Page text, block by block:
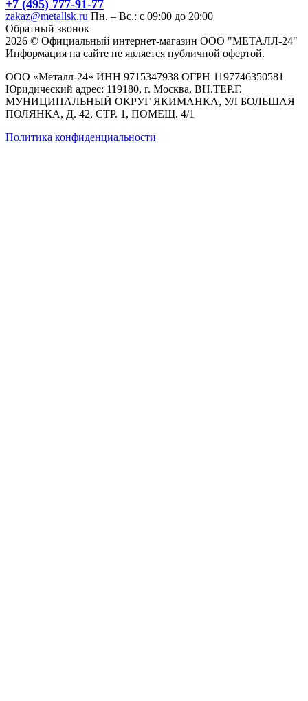
+7 (495) 777-91-77
zakaz@metallsk.ru Пн. – Вс.: с 09:00 до 20:00
Обратный звонок
2026 © Официальный интернет-магазин ООО "МЕТАЛЛ-24"
Информация на сайте не является публичной офертой.
ООО «Металл-24» ИНН 9715347938 ОГРН 1197746350581
Юридический адрес: 119180, г. Москва, ВН.ТЕР.Г.
МУНИЦИПАЛЬНЫЙ ОКРУГ ЯКИМАНКА, УЛ БОЛЬШАЯ
ПОЛЯНКА, Д. 42, СТР. 1, ПОМЕЩ. 4/1
Политика конфиденциальности